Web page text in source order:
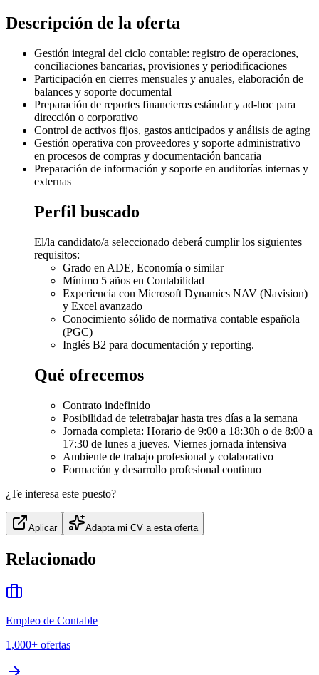
Descripción de la oferta
Gestión integral del ciclo contable: registro de operaciones,
conciliaciones bancarias, provisiones y periodificaciones
Participación en cierres mensuales y anuales, elaboración de
balances y soporte documental
Preparación de reportes financieros estándar y ad‑hoc para
dirección o corporativo
Control de activos fijos, gastos anticipados y análisis de aging
Gestión operativa con proveedores y soporte administrativo
en procesos de compras y documentación bancaria
Preparación de información y soporte en auditorías internas y
externas
Perfil buscado
El/la candidato/a seleccionado deberá cumplir los siguientes
requisitos:
Grado en ADE, Economía o similar
Mínimo 5 años en Contabilidad
Experiencia con Microsoft Dynamics NAV (Navision)
y Excel avanzado
Conocimiento sólido de normativa contable española
(PGC)
Inglés B2 para documentación y reporting.
Qué ofrecemos
Contrato indefinido
Posibilidad de teletrabajar hasta tres días a la semana
Jornada completa: Horario de 9:00 a 18:30h o de 8:00 a
17:30 de lunes a jueves. Viernes jornada intensiva
Ambiente de trabajo profesional y colaborativo
Formación y desarrollo profesional continuo
¿Te interesa este puesto?
Aplicar Adapta mi CV a esta oferta
Relacionado
Empleo de Contable
1,000+ ofertas